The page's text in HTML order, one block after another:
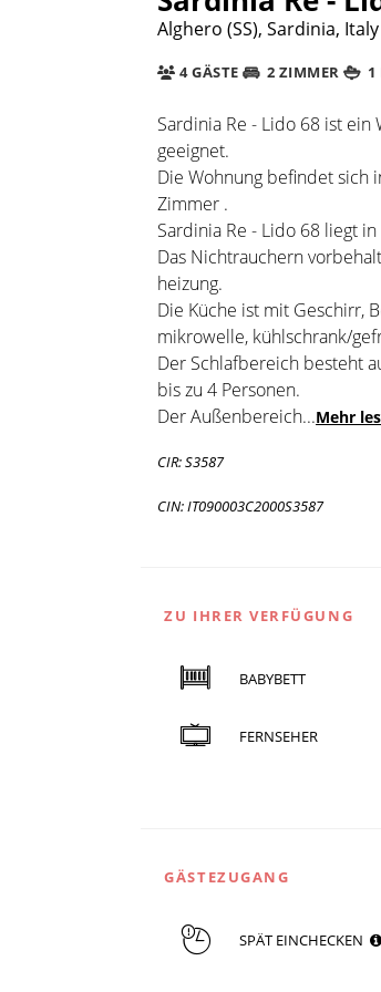
Alghero (SS), Sardinia, Italy
4 GÄSTE 2 ZIMMER 1
Sardinia Re - Lido 68 ist
geeignet.
Die Wohnung befindet sich
Zimmer .
Sardinia Re - Lido 68 liegt
Das Nichtrauchern
heizung.
Die Küche ist mit Geschirr,
mikrowelle, kühlschrank/
Der Schlafbereich besteht
bis zu 4 Personen.
Der Außenbereich...Mehr
CIR: S3587
CIN: IT090003C2000S3587
ZU IHRER VERFÜGUNG
BABYBETT
FERNSEHER
GÄSTEZUGANG
SPÄT EINCHECKEN